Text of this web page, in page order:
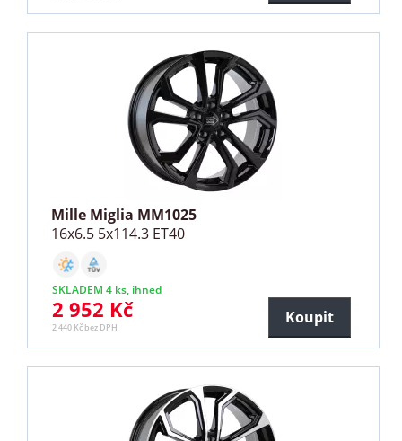
Mille Miglia MM1025
16x6.5 5x114.3 ET40
SKLADEM 4 ks, ihned
2 952 Kč
2 440 Kč bez DPH
Koupit